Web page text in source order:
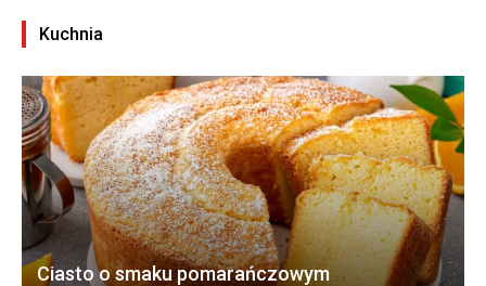
Kuchnia
Ciasto o smaku pomarańczowym